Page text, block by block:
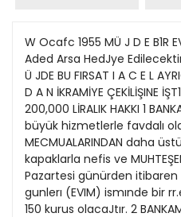
Evleniyoruz
Güney Dogu
Kitap Eki
Özel Ekler
Özel Okullar
Sevgililer Günü
1991
1990
1989
1988
1987
1986
19
20
21
22
23
24
25
11
12
13
14
W Ocafc 1955 MÜ J D E B1R
Aded Arsa HedJye Edilecektir
Ü JDE BU FIRSAT I A C E L
D A N İKRAMİYE ÇEKİLİŞINE
200,000 LİRALIK HAKKI 1
büyük hizmetlerle favdalı
MECMUALARINDAN daha
kapaklarla nefis ve
Pazartesi günürden itibaren
gunlerı (EVIM) ismınde bir
150 kurus olacaJtır. 2